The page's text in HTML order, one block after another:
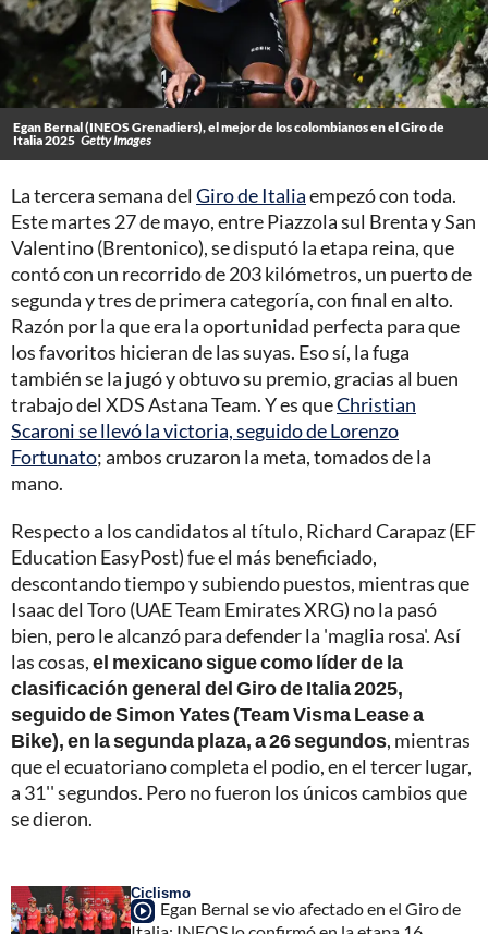
Egan Bernal (INEOS Grenadiers), el mejor de los colombianos en el Giro de
Italia 2025 Getty Images
La tercera semana del Giro de Italiaempezó con toda.
Este martes 27 de mayo, entre Piazzola sul Brenta y San
Valentino (Brentonico), se disputó la etapa reina, que
contó con un recorrido de 203 kilómetros, un puerto de
segunda y tres de primera categoría, con final en alto.
Razón por la que era la oportunidad perfecta para que
los favoritos hicieran de las suyas. Eso sí, la fuga
también se la jugó y obtuvo su premio, gracias al buen
trabajo del XDS Astana Team. Y es queChristian
Scaroni se llevó la victoria, seguido de Lorenzo
Fortunato; ambos cruzaron la meta, tomados de la
mano.
Respecto a los candidatos al título, Richard Carapaz (EF
Education EasyPost) fue el más beneficiado,
descontando tiempo y subiendo puestos, mientras que
Isaac del Toro (UAE Team Emirates XRG) no la pasó
bien, pero le alcanzó para defender la 'maglia rosa'. Así
las cosas,el mexicano sigue como líder de la
clasificación general del Giro de Italia 2025,
seguido de Simon Yates (Team Visma Lease a
Bike), en la segunda plaza, a 26 segundos, mientras
que el ecuatoriano completa el podio, en el tercer lugar,
a 31'' segundos. Pero no fueron los únicos cambios que
se dieron.
Ciclismo
Egan Bernal se vio afectado en el Giro de